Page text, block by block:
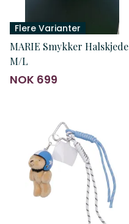
Flere Varianter
MARIE Smykker Halskjede
M/L
NOK 699